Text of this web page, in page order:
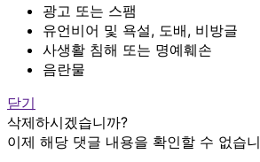
광고 또는 스팸
유언비어 및 욕설, 도배, 비방글
사생활 침해 또는 명예훼손
음란물
닫기
삭제하시겠습니까?
이제 해당 댓글 내용을 확인할 수 없습